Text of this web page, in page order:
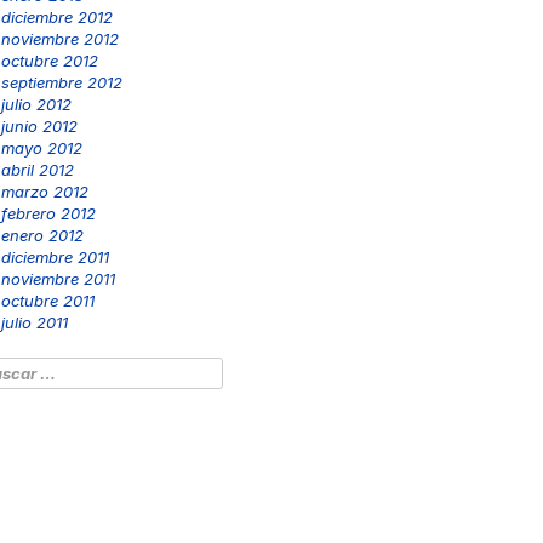
diciembre 2012
noviembre 2012
octubre 2012
septiembre 2012
julio 2012
junio 2012
mayo 2012
abril 2012
marzo 2012
febrero 2012
enero 2012
diciembre 2011
noviembre 2011
octubre 2011
julio 2011